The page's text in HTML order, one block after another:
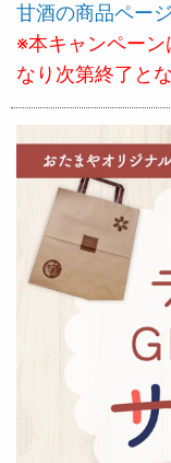
甘酒の商品ペー
※本キャンペーン
なり次第終了と